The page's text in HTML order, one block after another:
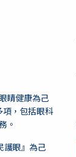
睛健康為己
項，包括眼科
。
護眼』為己